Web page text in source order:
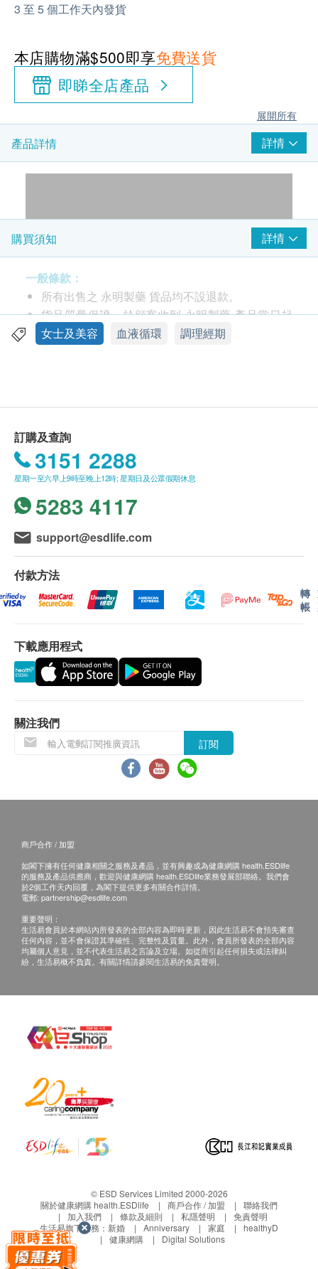
3 至 5 個工作天內發貨
本店購物滿$500即享免費送貨
即睇全店產品
展開所有
產品詳情 詳情
永明
產地
香港
12粒
功效
烏雞白鳳丸有百年歷史，早在《濟陰綱目》中就有記
載，自古已被宮廷女性奉為御用補品。永明烏雞白鳳
明烏雞白鳳丸的配方來看，烏雞白鳳丸是一味補血、
養氣，陰陽雙補的良藥，適用範圍很廣。永明烏雞白
鳳丸除了可調理氣血、補肝暖宮外，更有助改善手腳
不同年齡之女士服用，讓每一代女性延續美麗。
烏雞（去毛爪腸）、熟地黃、當歸、人參、鹿角膠、
鹿角霜
期完結
如出現敏感或不適症狀, 請立即停止服用及諮詢您
的醫生
孕婦忌服
購買須知 詳情
一般條款：
所有出售之 永明製藥 貨品均不設退款。
貨品質量保證，於顧客收到 永明製藥 產品當日起
計，食用期應最少有9個月或以上。
購買 永明製藥 產品總額滿HK$500，即可享本地
免費送貨服務。賬單總額未滿HK$500需附加
HK$30運費。
我們將於確定訂單後3-5個工作天內安排發貨。
不排除運送時間會因節日而有所影響。當八號烈風
訊號懸掛或黑色暴雨警告生效時，送貨服務時間將
會延遲。
所有訂單須視乎相關貨品的供應情況再作最後確
認。倘若健康網購health.ESDlife未能提供任何訂
單上的貨品，健康網購health.ESDlife有權拒絕接
客再作安排。
退換條款：
有損毀情況，一經確認簽收，恕不接受退換。
退換產品必須包裝完整，如退換之產品有任何殘缺
或過期退回，供應商有權不受理。
如有其他損壞或遺漏查詢，顧客必須保留有效收據
女士及美容 血液循環 調理經期
訂購及查詢
3151 2288
星期一至六早上9時至晚上12時; 星期日及公眾假期休息
5283 4117
support@esdlife.com
付款方法
轉
帳
下載應用程式
關注我們
訂閱
商戶合作 / 加盟
如閣下擁有任何健康相關之服務及產品，並有興趣成為健康網購 health.ESDlife
的服務及產品供應商，歡迎與健康網購 health.ESDlife業務發展部聯絡。我們會
於2個工作天內回覆，為閣下提供更多有關合作詳情。
電郵: partnership@esdlife.com
重要聲明：
生活易會員於本網站內所發表的全部內容為即時更新，因此生活易不會預先審查
任何內容，並不會保證其準確性、完整性及質量。此外，會員所發表的全部內容
均屬個人意見，並不代表生活易之言論及立場。如從而引起任何損失或法律糾
紛，生活易概不負責。有關詳情請參閱生活易的免責聲明。
© ESD Services Limited 2000-2026
關於健康網購 health.ESDlife
商戶合作 / 加盟
聯絡我們
加入我們
條款及細則 私隱聲明
免責聲明
生活易旗下業務： 新婚 Anniversary 家庭
healthyD
健康網購
Digital Solutions